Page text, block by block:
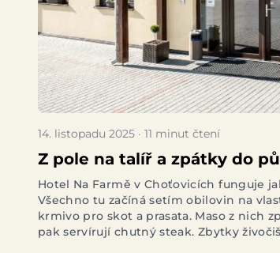
14. listopadu 2025 · 11 minut čtení
Z pole na talíř a zpátky do
ukázkou udržitelného
Hotel Na Farmě v Choťovicích funguje
Všechno tu začíná setím obilovin na
krmivo pro skot a prasata. Maso z nich
pak servírují chutný steak. Zbytky